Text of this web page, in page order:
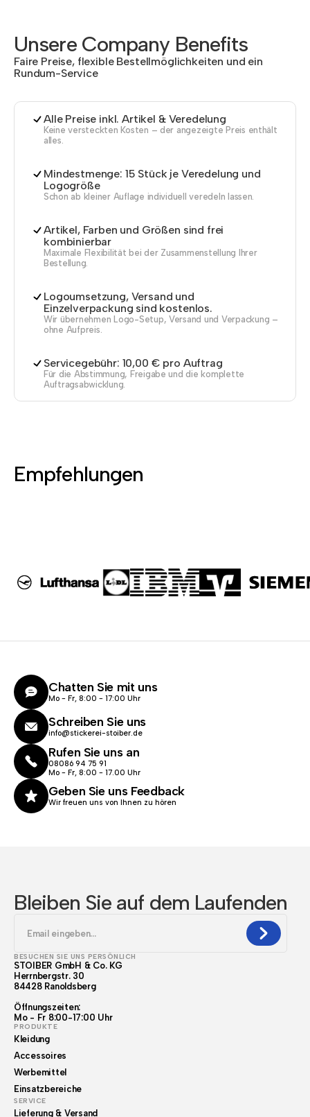
Unsere Company Benefits
Faire Preise, flexible Bestellmöglichkeiten und ein
Rundum-Service
Alle Preise inkl. Artikel & Veredelung
Keine versteckten Kosten – der angezeigte Preis enthält
alles.
Mindestmenge: 15 Stück je Veredelung und
Logogröße
Schon ab kleiner Auflage individuell veredeln lassen.
Artikel, Farben und Größen sind frei
kombinierbar
Maximale Flexibilität bei der Zusammenstellung Ihrer
Bestellung.
Logoumsetzung, Versand und
Einzelverpackung sind kostenlos.
Wir übernehmen Logo-Setup, Versand und Verpackung –
ohne Aufpreis.
Servicegebühr: 10,00 € pro Auftrag
Für die Abstimmung, Freigabe und die komplette
Auftragsabwicklung.
Empfehlungen
Chatten Sie mit uns
Mo - Fr, 8:00 - 17:00 Uhr
Schreiben Sie uns
info@stickerei-stoiber.de
Rufen Sie uns an
08086 94 75 91
Mo - Fr, 8:00 - 17.00 Uhr
Geben Sie uns Feedback
Wir freuen uns von Ihnen zu hören
Bleiben Sie auf dem Laufenden
BESUCHEN SIE UNS PERSÖNLICH
STOIBER GmbH & Co. KG
Herrnbergstr. 30
84428 Ranoldsberg
Öffnungszeiten:
Mo - Fr 8:00-17:00 Uhr
PRODUKTE
Kleidung
Accessoires
Werbemittel
Einsatzbereiche
SERVICE
Lieferung & Versand